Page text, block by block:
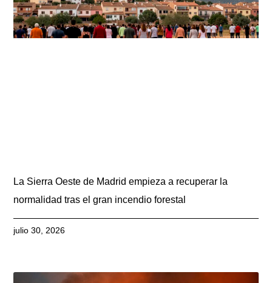
La Sierra Oeste de Madrid empieza a recuperar la
normalidad tras el gran incendio forestal
julio 30, 2026